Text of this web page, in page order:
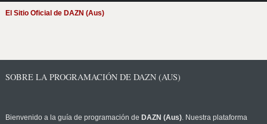
El Sitio Oficial de DAZN (Aus)
SOBRE LA PROGRAMACIÓN DE DAZN (AUS)
Bienvenido a la guía de programación de DAZN (Aus). Nuestra plataforma